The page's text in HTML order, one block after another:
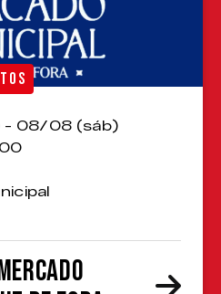
- 08/08 (sáb)